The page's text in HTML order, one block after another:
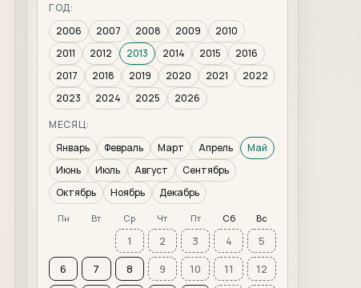
ГОД:
2006
2007 2008 2009
2010
2011
2012 2013 2014 2015
2016
2017
2018 2019 2020 2021
2022
2023
2024 2025
2026
МЕСЯЦ:
Январь
Февраль Март Апрель
Май
Июнь
Июль Август
Сентябрь
Октябрь
Ноябрь Декабрь
Пн Вт Ср Чт Пт Сб Вс
1 2 3 4
5
6
7 8 9 10 11
12